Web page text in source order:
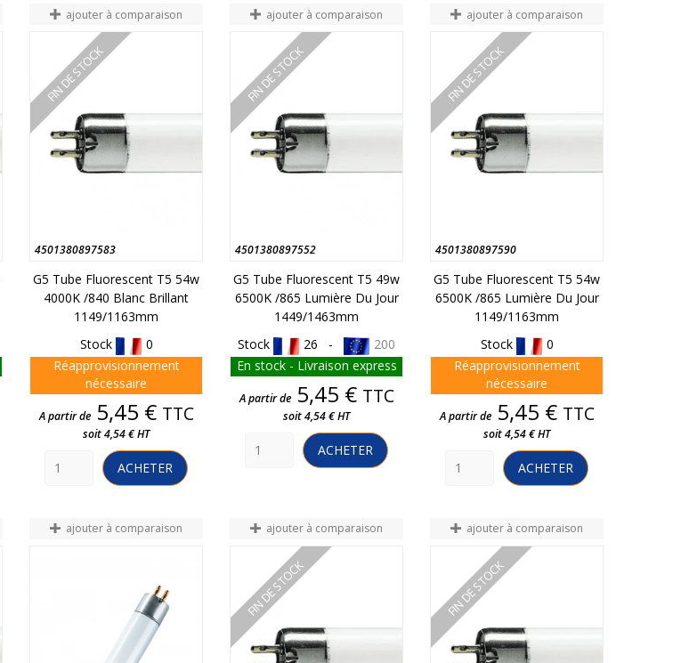
ajouter à comparaison
4501380897583
FIN DE STOCK
G5 Tube Fluorescent T5 54w
4000K /840 Blanc Brillant
1149/1163mm
Stock
0
Réapprovisionnement
nécessaire
Prix
A partir de 5,45 € TTC
soit 4,54 € HT
ACHETER
ajouter à comparaison
4501380897552
FIN DE STOCK
G5 Tube Fluorescent T5 49w
6500K /865 Lumière Du Jour
1449/1463mm
Stock
26 -
200
En stock - Livraison express
Prix
A partir de 5,45 € TTC
soit 4,54 € HT
ACHETER
ajouter à comparaison
4501380897590
FIN DE STOCK
G5 Tube Fluorescent T5 54w
6500K /865 Lumière Du Jour
1149/1163mm
Stock
0
Réapprovisionnement
nécessaire
Prix
A partir de 5,45 € TTC
soit 4,54 € HT
ACHETER
ajouter à comparaison ajouter à comparaison
FIN DE STOCK
ajouter à comparaison
FIN DE STOCK